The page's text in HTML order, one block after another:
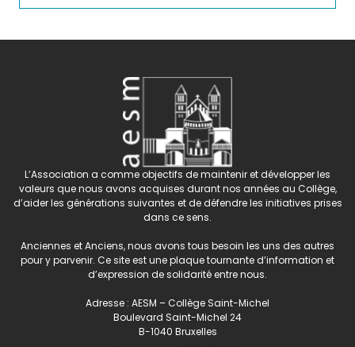
L’Association a comme objectifs de maintenir et développer les
valeurs que nous avons acquises durant nos années au Collège,
d’aider les générations suivantes et de défendre les initiatives prises
dans ce sens.
Anciennes et Anciens, nous avons tous besoin les uns des autres
pour y parvenir. Ce site est une plaque tournante d’information et
d’expression de solidarité entre nous.
Adresse : AESM – Collège Saint-Michel
Boulevard Saint-Michel 24
B-1040 Bruxelles